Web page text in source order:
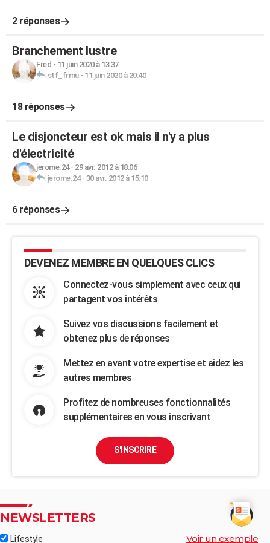
2 réponses
Branchement lustre
Fred - 11 juin 2020 à 13:37
stf_frmu- 11 juin 2020 à 20:40
18 réponses
Le disjoncteur est ok mais il n'y a plus
d'électricité
jerome.24- 29 avr. 2012 à 18:06
jerome.24- 30 avr. 2012 à 15:10
6 réponses
DEVENEZ MEMBRE EN QUELQUES CLICS
Connectez-vous simplement avec ceux qui
partagent vos intérêts
Suivez vos discussions facilement et
obtenez plus de réponses
Mettez en avant votre expertise et aidez les
autres membres
Profitez de nombreuses fonctionnalités
supplémentaires en vous inscrivant
S'INSCRIRE
NEWSLETTERS
Lifestyle Voir un exemple